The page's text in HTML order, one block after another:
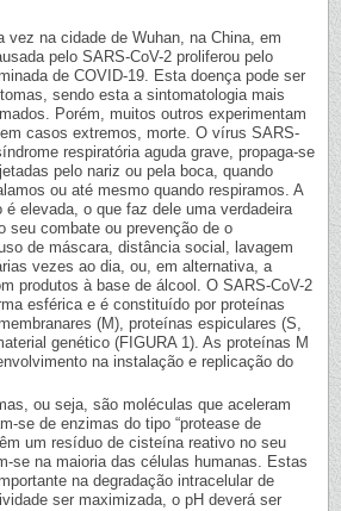
vez na cidade de Wuhan, na China, em
pelo SARS-CoV-2 proliferou pelo
de COVID-19. Esta doença pode ser
sendo esta a sintomatologia mais
Porém, muitos outros experimentam
casos extremos, morte. O vírus SARS-
respiratória aguda grave, propaga-se
pelo nariz ou pela boca, quando
ou até mesmo quando respiramos. A
elevada, o que faz dele uma verdadeira
seu combate ou prevenção de o
de máscara, distância social, lavagem
vezes ao dia, ou, em alternativa, a
produtos à base de álcool. O SARS-CoV-2
esférica e é constituído por proteínas
(M), proteínas espiculares (S,
genético (FIGURA 1). As proteínas M
na instalação e replicação do
ou seja, são moléculas que aceleram
se de enzimas do tipo “protease de
um resíduo de cisteína reativo no seu
se na maioria das células humanas. Estas
na degradação intracelular de
ser maximizada, o pH deverá ser